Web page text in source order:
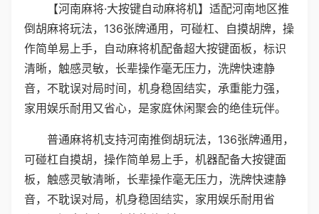
【河南麻将·大按键自动麻将机】适配河南地区推
倒胡麻将玩法，136张牌通用，可碰杠、自摸胡牌，操
作简单易上手，自动麻将机配备超大按键面板，标识
清晰，触感灵敏，长辈操作毫无压力，洗牌快速静
音，不耽误对局时间，机身稳固结实，承重能力强，
家用娱乐耐用又省心，是家庭休闲聚会的绝佳玩伴。
普通麻将机支持河南推倒胡玩法，136张牌通用，
可碰杠自摸胡，操作简单易上手，机器配备大按键面
板，触感灵敏清晰，长辈操作毫无压力，洗牌快速静
音，不耽误对局，机身稳固结实，家用娱乐耐用省